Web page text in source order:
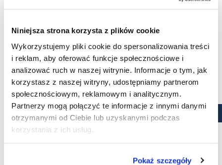
Niniejsza strona korzysta z plików cookie
Wykorzystujemy pliki cookie do spersonalizowania treści
i reklam, aby oferować funkcje społecznościowe i
analizować ruch w naszej witrynie. Informacje o tym, jak
korzystasz z naszej witryny, udostępniamy partnerom
społecznościowym, reklamowym i analitycznym.
Partnerzy mogą połączyć te informacje z innymi danymi
otrzymanymi od Ciebie lub uzyskanymi podczas
korzystania z ich usług.
Pokaż szczegóły
95,98 zł
podstawowa
99,98 zł
WYPRZEDAŻ!